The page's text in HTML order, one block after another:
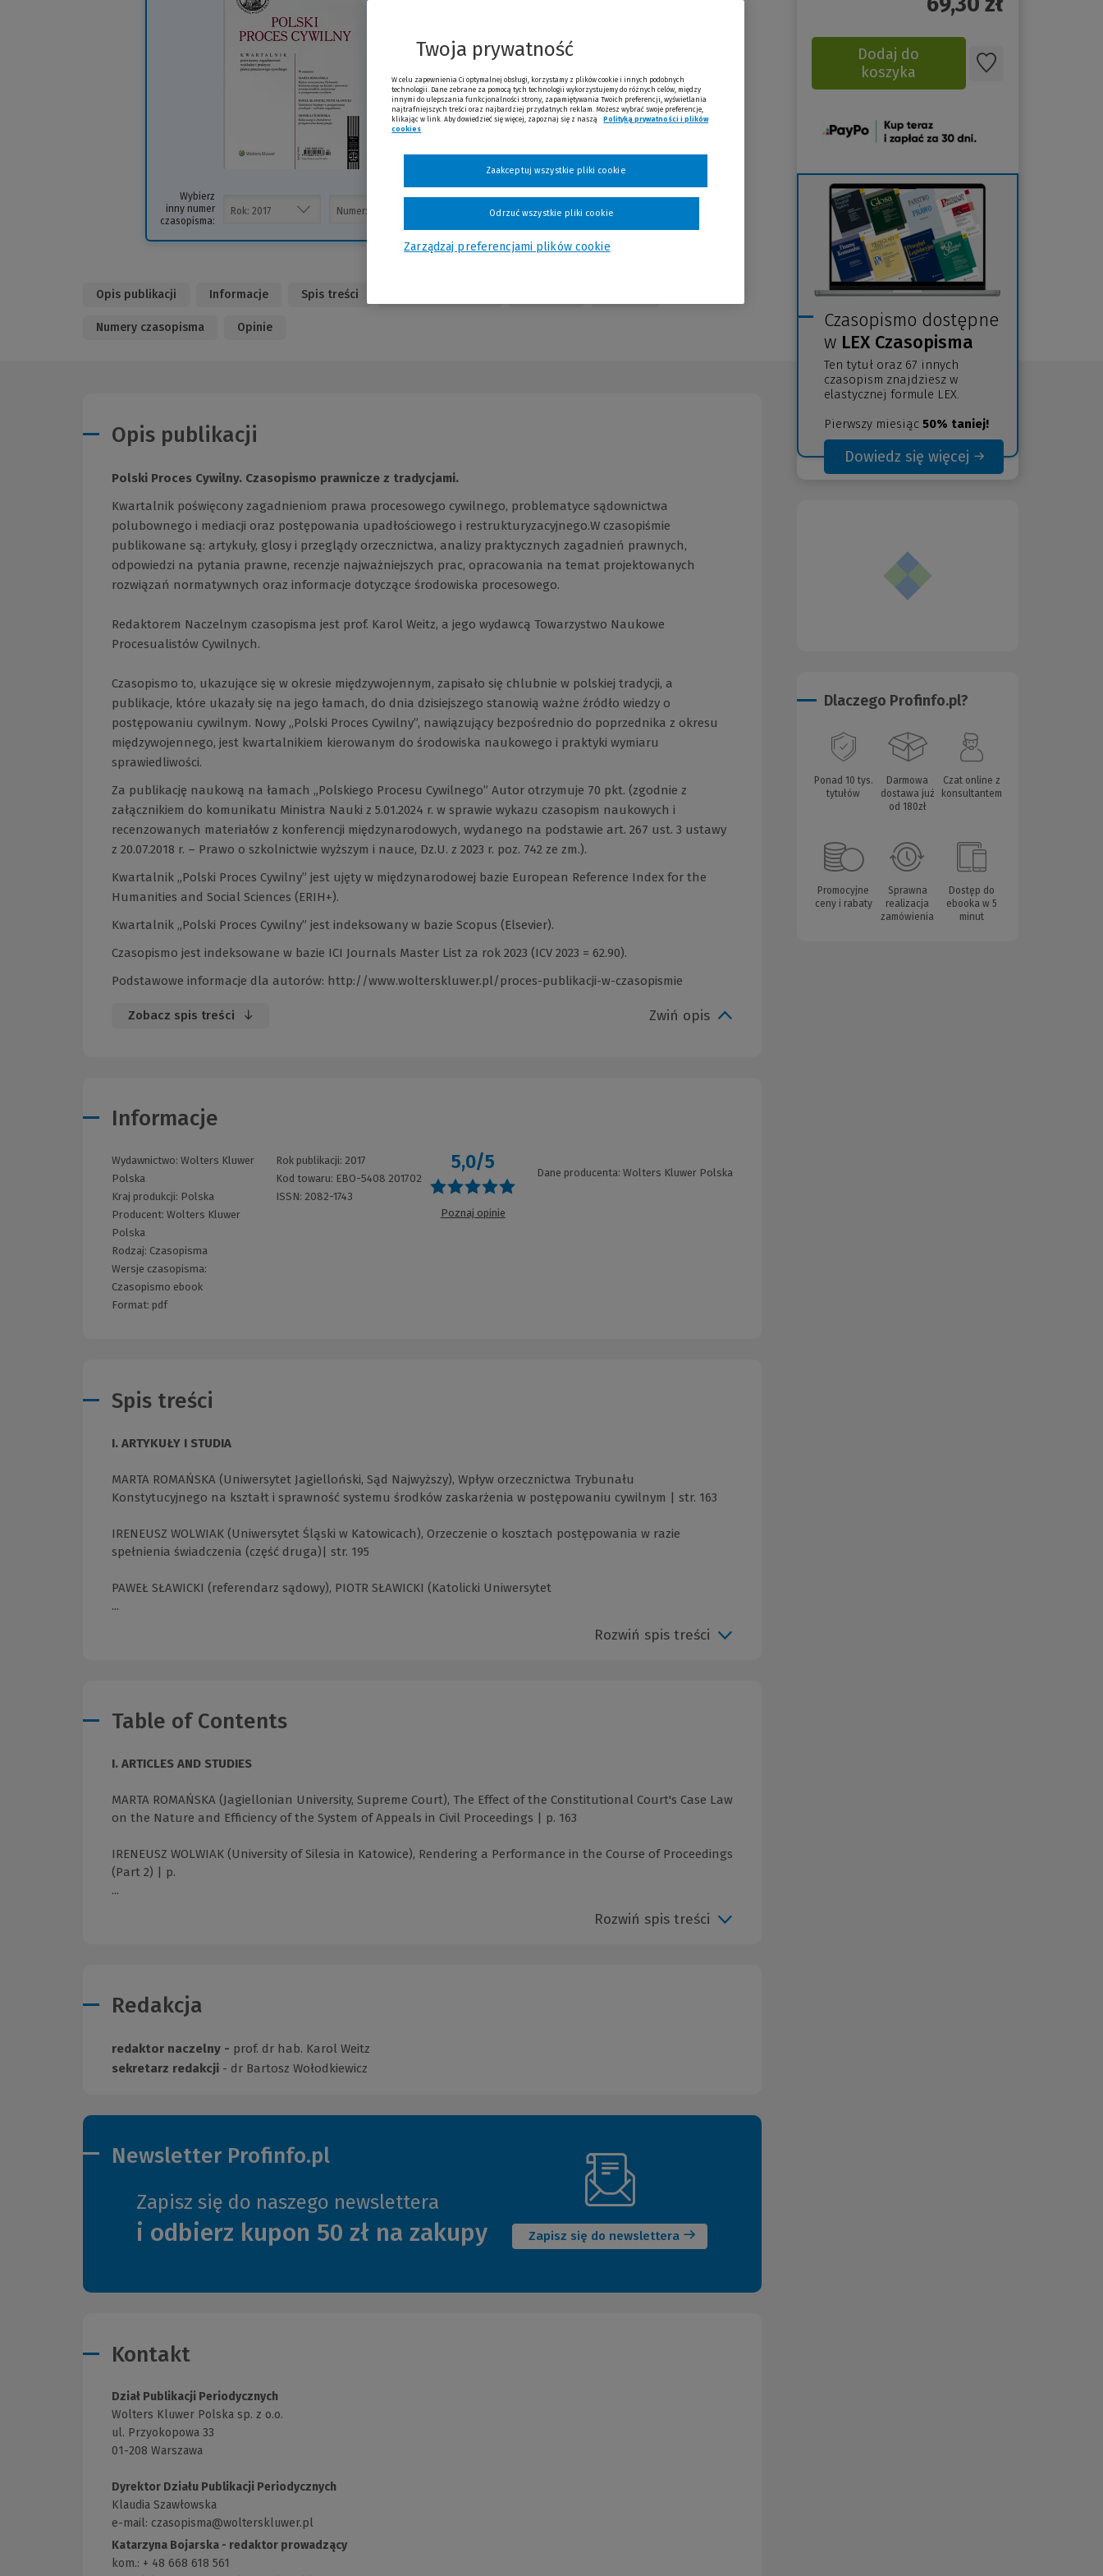
Wybierz
inny numer
czasopisma:
Sprawdź
Opis publikacji Informacje Spis treści
Numery czasopisma Opinie
Opis publikacji
Polski Proces Cywilny. Czasopismo prawnicze z tradycjami.
Kwartalnik poświęcony zagadnieniom prawa procesowego cywilnego, problematyce sądownictwa
polubownego i mediacji oraz postępowania upadłościowego i restrukturyzacyjnego.W czasopiśmie
publikowane są: artykuły, glosy i przeglądy orzecznictwa, analizy praktycznych zagadnień prawnych,
odpowiedzi na pytania prawne, recenzje najważniejszych prac, opracowania na temat projektowanych
rozwiązań normatywnych oraz informacje dotyczące środowiska procesowego.
Redaktorem Naczelnym czasopisma jest prof. Karol Weitz, a jego wydawcą Towarzystwo Naukowe
Procesualistów Cywilnych.
Czasopismo to, ukazujące się w okresie międzywojennym, zapisało się chlubnie w polskiej tradycji, a
publikacje, które ukazały się na jego łamach, do dnia dzisiejszego stanowią ważne źródło wiedzy o
postępowaniu cywilnym. Nowy „Polski Proces Cywilny”, nawiązujący bezpośrednio do poprzednika z okresu
międzywojennego, jest kwartalnikiem kierowanym do środowiska naukowego i praktyki wymiaru
sprawiedliwości.
Za publikację naukową na łamach „Polskiego Procesu Cywilnego” Autor otrzymuje 70 pkt. (zgodnie z
załącznikiem do komunikatu Ministra Nauki z 5.01.2024 r. w sprawie wykazu czasopism naukowych i
recenzowanych materiałów z konferencji międzynarodowych, wydanego na podstawie art. 267 ust. 3 ustawy
z 20.07.2018 r. – Prawo o szkolnictwie wyższym i nauce, Dz.U. z 2023 r. poz. 742 ze zm.).
Kwartalnik „Polski Proces Cywilny” jest ujęty w międzynarodowej bazie European Reference Index for the
Humanities and Social Sciences (ERIH+).
Kwartalnik „Polski Proces Cywilny” jest indeksowany w bazie Scopus (Elsevier).
Czasopismo jest indeksowane w bazie ICI Journals Master List za rok 2023 (ICV 2023 = 62.90).
Podstawowe informacje dla autorów: http://www.wolterskluwer.pl/proces-publikacji-w-czasopismie
innej
Zobacz spis treści Zwiń opis
Informacje
Wydawnictwo: Wolters Kluwer
Polska
Kraj produkcji: Polska
Producent: Wolters Kluwer
Polska
Rodzaj: Czasopisma
Wersje czasopisma:
Czasopismo ebook
Format: pdf
Rok publikacji: 2017
Kod towaru: EBO-5408 201702
ISSN: 2082-1743
5,0/5
Poznaj opinie
Dane producenta: Wolters Kluwer Polska
Spis treści
I. ARTYKUŁY I STUDIA
MARTA ROMAŃSKA (Uniwersytet Jagielloński, Sąd Najwyższy), Wpływ orzecznictwa Trybunału
Konstytucyjnego na kształt i sprawność systemu środków zaskarżenia w postępowaniu cywilnym | str. 163
IRENEUSZ WOLWIAK (Uniwersytet Śląski w Katowicach), Orzeczenie o kosztach postępowania w razie
spełnienia świadczenia (część druga)| str. 195
PAWEŁ SŁAWICKI (referendarz sądowy), PIOTR SŁAWICKI (Katolicki Uniwersytet
...
Rozwiń spis treści
Table of Contents
I. ARTICLES AND STUDIES
MARTA ROMAŃSKA (Jagiellonian University, Supreme Court), The Effect of the Constitutional Court's Case Law
on the Nature and Efficiency of the System of Appeals in Civil Proceedings | p. 163
IRENEUSZ WOLWIAK (University of Silesia in Katowice), Rendering a Performance in the Course of Proceedings
(Part 2) | p.
...
Rozwiń spis treści
Redakcja
redaktor naczelny - prof. dr hab. Karol Weitz
sekretarz redakcji - dr Bartosz Wołodkiewicz
Newsletter Profinfo.pl
Zapisz się do naszego newslettera
i odbierz kupon 50 zł na zakupy Zapisz się do newslettera
okno)
Kontakt
Dział Publikacji Periodycznych
Wolters Kluwer Polska sp. z o.o.
ul. Przyokopowa 33
01-208 Warszawa
Dyrektor Działu Publikacji Periodycznych
Klaudia Szawłowska
e-mail: czasopisma@wolterskluwer.pl
Katarzyna Bojarska - redaktor prowadzący
kom.: + 48 668 618 561
Dodaj do
koszyka
(Nowe
Czasopismo dostępne
w LEX Czasopisma
Ten tytuł oraz 67 innych
czasopism znajdziesz w
elastycznej formule LEX.
Pierwszy miesiąc 50% taniej!
Dowiedz się więcej
(Nowe
(Link
Dlaczego Profinfo.pl?
Ponad 10 tys.
tytułów
Darmowa
dostawa już
od 180zł
Czat online z
konsultantem
Promocyjne
ceny i rabaty
Sprawna
realizacja
zamówienia
Dostęp do
ebooka w 5
minut
Twoja prywatność
W celu zapewnienia Ci optymalnej obsługi, korzystamy z plików cookie i innych podobnych
technologii. Dane zebrane za pomocą tych technologii wykorzystujemy do różnych celów, między
innymi do ulepszania funkcjonalności strony, zapamiętywania Twoich preferencji, wyświetlania
najtrafniejszych treści oraz najbardziej przydatnych reklam. Możesz wybrać swoje preferencje,
klikając w link. Aby dowiedzieć się więcej, zapoznaj się z naszą
Polityką prywatności i plików
cookies
Zarządzaj preferencjami plików cookie
Odrzuć wszystkie pliki cookie
Zaakceptuj wszystkie pliki cookie